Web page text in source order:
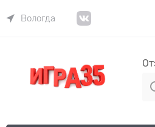
Вологда